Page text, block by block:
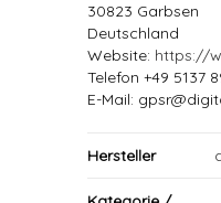
30823 Garbsen
Deutschland
Website: https://
Telefon +49 5137
E-Mail:
Hersteller